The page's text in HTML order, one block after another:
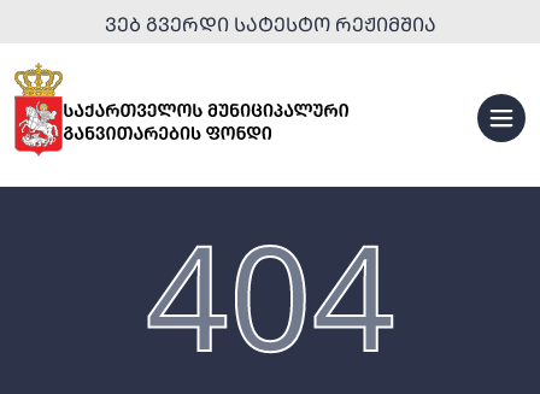
ᲕᲔᲑ ᲒᲕᲔᲠᲓᲘ ᲡᲐᲢᲔᲡᲢᲝ ᲠᲔᲟᲘᲛᲨᲘᲐ
404